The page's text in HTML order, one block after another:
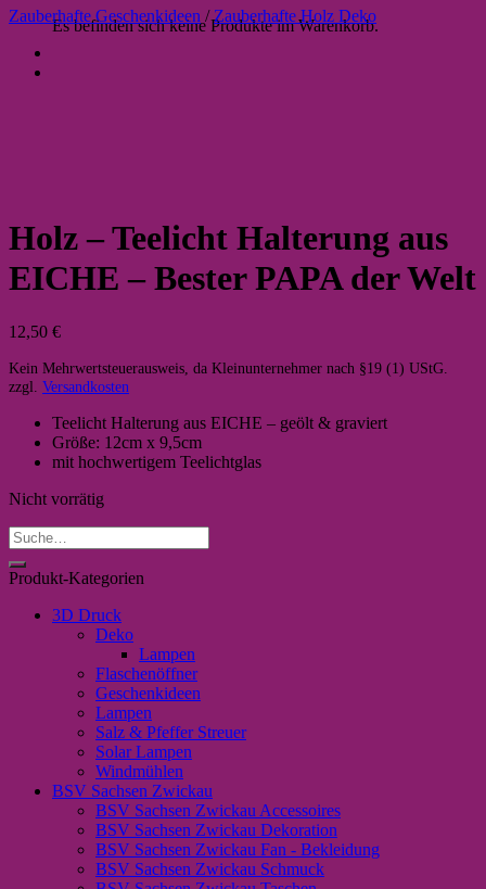
Es befinden sich keine Produkte im Warenkorb.
Zauberhafte Geschenkideen / Zauberhafte Holz Deko
Holz – Teelicht Halterung aus
EICHE – Bester PAPA der Welt
12,50 €
Kein Mehrwertsteuerausweis, da Kleinunternehmer nach §19 (1) UStG.
zzgl. Versandkosten
Teelicht Halterung aus EICHE – geölt & graviert
Größe: 12cm x 9,5cm
mit hochwertigem Teelichtglas
Nicht vorrätig
Suche
nach:
Produkt-Kategorien
3D Druck
Deko
Lampen
Flaschenöffner
Geschenkideen
Lampen
Salz & Pfeffer Streuer
Solar Lampen
Windmühlen
BSV Sachsen Zwickau
BSV Sachsen Zwickau Accessoires
BSV Sachsen Zwickau Dekoration
BSV Sachsen Zwickau Fan - Bekleidung
BSV Sachsen Zwickau Schmuck